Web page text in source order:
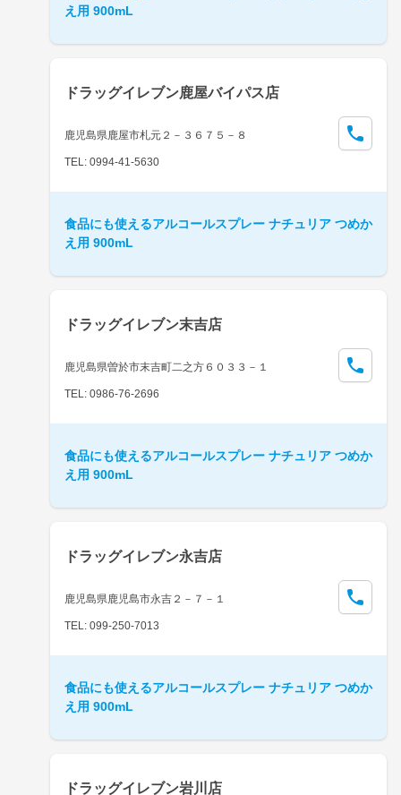
え用 900mL
ドラッグイレブン鹿屋バイパス店
鹿児島県鹿屋市札元２－３６７５－８
TEL: 0994-41-5630
食品にも使えるアルコールスプレー ナチュリア つめか
え用 900mL
ドラッグイレブン末吉店
鹿児島県曽於市末吉町二之方６０３３－１
TEL: 0986-76-2696
食品にも使えるアルコールスプレー ナチュリア つめか
え用 900mL
ドラッグイレブン永吉店
鹿児島県鹿児島市永吉２－７－１
TEL: 099-250-7013
食品にも使えるアルコールスプレー ナチュリア つめか
え用 900mL
ドラッグイレブン岩川店